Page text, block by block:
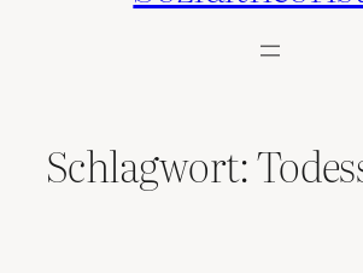
Schlagwort: